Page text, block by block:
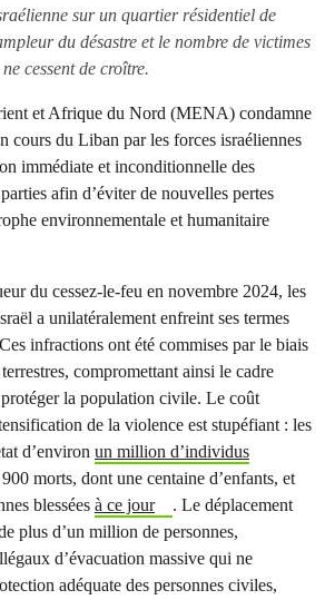
sur un quartier résidentiel de
du désastre et le nombre de victimes
ne cessent de croître.
et Afrique du Nord (MENA) condamne
cours du Liban par les forces israéliennes
immédiate et inconditionnelle des
afin d’éviter de nouvelles pertes
environnementale et humanitaire
du cessez-le-feu en novembre 2024, les
a unilatéralement enfreint ses termes
infractions ont été commises par le biais
compromettant ainsi le cadre
la population civile. Le coût
de la violence est stupéfiant : les
d’environ un million d’individus
morts, dont une centaine d’enfants, et
blessées à ce jour
. Le déplacement
plus d’un million de personnes,
d’évacuation massive qui ne
adéquate des personnes civiles,